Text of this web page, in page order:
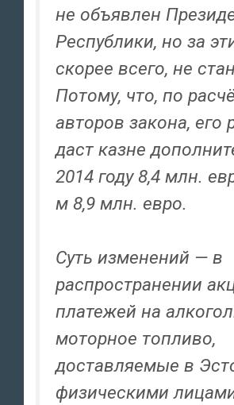
не объявлен
Республики, но за
скорее всего, не
Потому, что, по
авторов закона, его
даст казне
2014 году 8,4 млн.
м 8,9 млн. евро.
Суть изменений — в
распространении
платежей на
моторное топливо,
доставляемые в
физическими